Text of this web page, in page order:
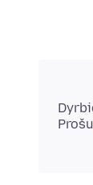
Prošu